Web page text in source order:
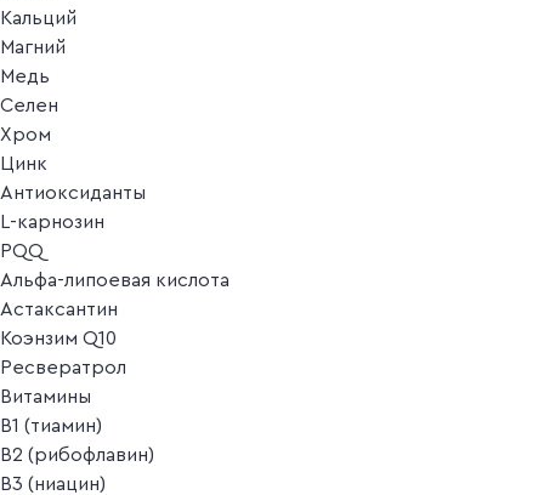
Кальций
Магний
Медь
Селен
Хром
Цинк
Антиоксиданты
L-карнозин
PQQ
Альфа-липоевая кислота
Астаксантин
Коэнзим Q10
Ресвератрол
Витамины
B1 (тиамин)
B2 (рибофлавин)
B3 (ниацин)